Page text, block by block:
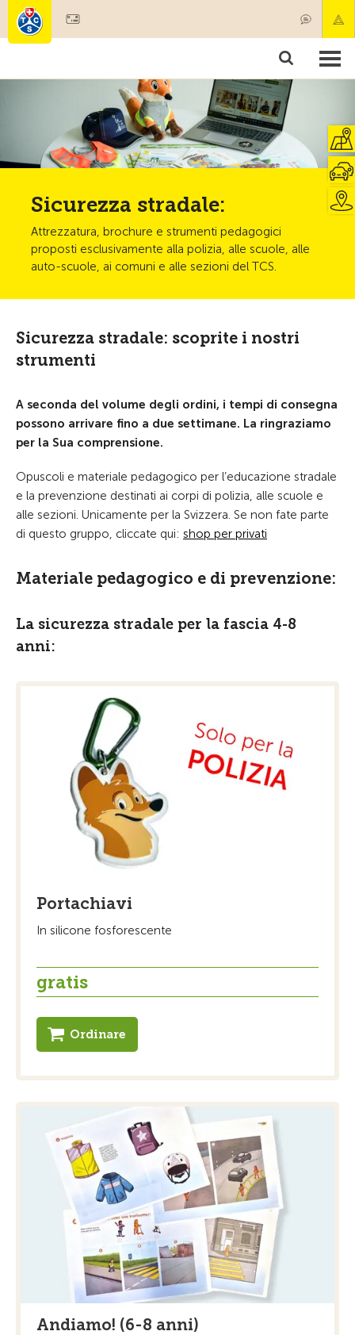
Prodotti & Servizi
Sicurezza stradale:
Attrezzatura, brochure e strumenti pedagogici
proposti esclusivamente alla polizia, alle scuole, alle
auto-scuole, ai comuni e alle sezioni del TCS.
Sicurezza stradale: scoprite i nostri
strumenti
A seconda del volume degli ordini, i tempi di consegna
possono arrivare fino a due settimane. La ringraziamo
per la Sua comprensione.
Opuscoli e materiale pedagogico per l’educazione stradale
e la prevenzione destinati ai corpi di polizia, alle scuole e
alle sezioni. Unicamente per la Svizzera. Se non fate parte
di questo gruppo, cliccate qui: shop per privati
Materiale pedagogico e di prevenzione:
La sicurezza stradale per la fascia 4-8
anni:
Portachiavi
In silicone fosforescente
gratis
Ordinare
Andiamo! (6-8 anni)